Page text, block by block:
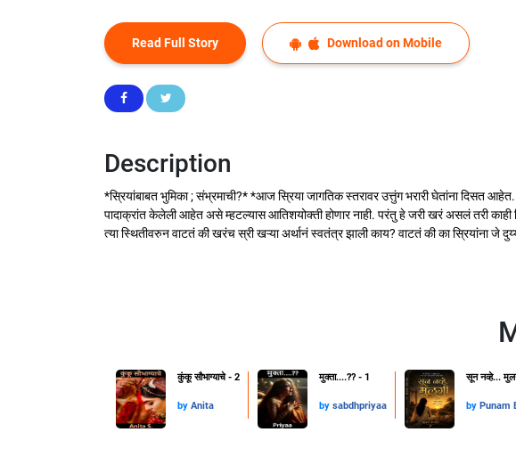
Read Full Story Download on Mobile
Description
*स्रियांबाबत भुमिका ; संभ्रमाची?* *आज स्रिया जागतिक स्तरावर उत्तुंग भरारी घेतांना दिसत
पादाक्रांत केलेली आहेत असे म्हटल्यास आतिशयोक्ती होणार नाही. परंतु हे जरी खरं असलं तरी
त्या स्थितीवरुन वाटतं की खरंच स्री खऱ्या अर्थानं स्वतंत्र झाली काय? वाटतं की का स्रियांना जे
कुंकू सौभाग्याचे - 2
by Anita
मुक्ता....??️ - 1
by sabdhpriyaa
सून नव्हे...
by Punam